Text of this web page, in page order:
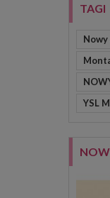
TAGI
YSL